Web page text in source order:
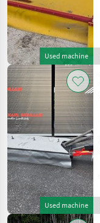
Used machine
Used machine